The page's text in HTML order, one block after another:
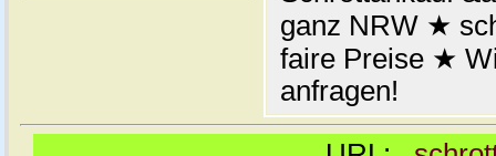
ganz NRW ★
faire Preise ★
anfragen!